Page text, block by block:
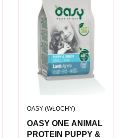
OASY ONE ANIMAL
PROTEIN PUPPY &
PRODUCENT
OASY (WŁOCHY)